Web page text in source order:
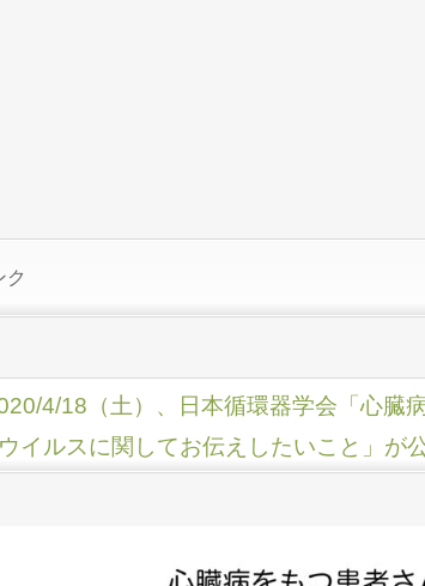
ク
4/18（土）、日本循環器学会「心臓
イルスに関してお伝えしたいこと」が